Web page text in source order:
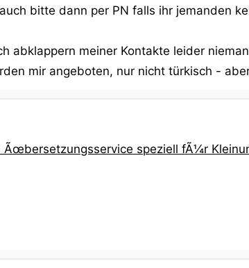
bitte dann per PN falls ihr jemanden
abklappern meiner Kontakte leider
mir angeboten, nur nicht türkisch -
Ãœbersetzungsservice speziell fÃ¼r